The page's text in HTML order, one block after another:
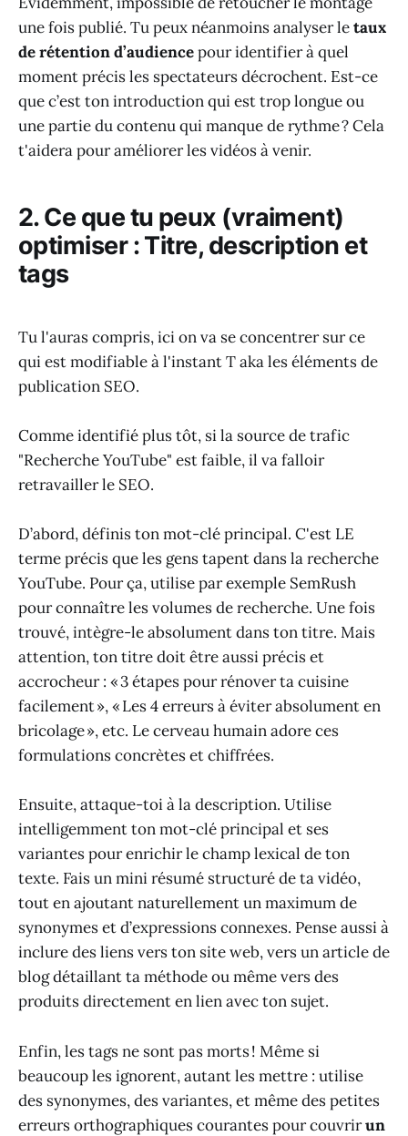
une fois publié. Tu peux néanmoins analyser letaux
de rétention d’audiencepour identifier à quel
moment précis les spectateurs décrochent. Est-ce
que c’est ton introduction qui est trop longue ou
une partie du contenu qui manque de rythme ? Cela
t'aidera pour améliorer les vidéos à venir.
2. Ce que tu peux (vraiment)
optimiser : Titre, description et
tags
Tu l'auras compris, ici on va se concentrer sur ce
qui est modifiable à l'instant T aka les éléments de
publication SEO.
Comme identifié plus tôt, si la source de trafic
"Recherche YouTube" est faible, il va falloir
retravailler le SEO.
D’abord, définis ton mot-clé principal. C'est LE
terme précis que les gens tapent dans la recherche
YouTube. Pour ça, utilise par exemple SemRush
pour connaître les volumes de recherche. Une fois
trouvé, intègre-le absolument dans ton titre. Mais
attention, ton titre doit être aussi précis et
accrocheur : « 3 étapes pour rénover ta cuisine
facilement », « Les 4 erreurs à éviter absolument en
bricolage », etc. Le cerveau humain adore ces
formulations concrètes et chiffrées.
Ensuite, attaque-toi à la description. Utilise
intelligemment ton mot-clé principal et ses
variantes pour enrichir le champ lexical de ton
texte. Fais un mini résumé structuré de ta vidéo,
tout en ajoutant naturellement un maximum de
synonymes et d’expressions connexes. Pense aussi à
inclure des liens vers ton site web, vers un article de
blog détaillant ta méthode ou même vers des
produits directement en lien avec ton sujet.
Enfin, les tags ne sont pas morts ! Même si
beaucoup les ignorent, autant les mettre : utilise
des synonymes, des variantes, et même des petites
erreurs orthographiques courantes pour couvrirun